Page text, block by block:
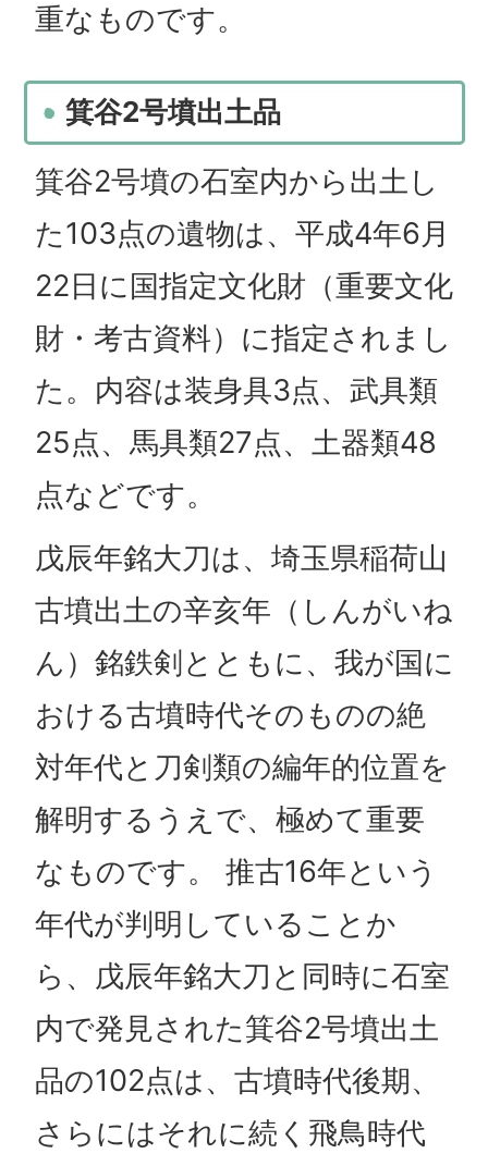
重なものです。
箕谷2号墳出土品
箕谷2号墳の石室内から出土し
た103点の遺物は、平成4年6月
22日に国指定文化財（重要文化
財・考古資料）に指定されまし
た。内容は装身具3点、武具類
25点、馬具類27点、土器類48
点などです。
戊辰年銘大刀は、埼玉県稲荷山
古墳出土の辛亥年（しんがいね
ん）銘鉄剣とともに、我が国に
おける古墳時代そのものの絶
対年代と刀剣類の編年的位置を
解明するうえで、極めて重要
なものです。 推古16年という
年代が判明していることか
ら、戊辰年銘大刀と同時に石室
内で発見された箕谷2号墳出土
品の102点は、古墳時代後期、
さらにはそれに続く飛鳥時代